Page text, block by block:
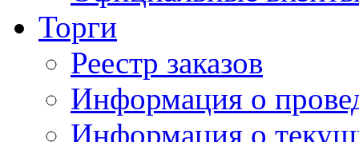
Торги
Реестр заказов
Информация о
Информация о